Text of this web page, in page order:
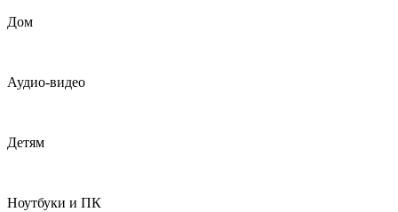
Дом
Аудио-видео
Детям
Ноутбуки и ПК